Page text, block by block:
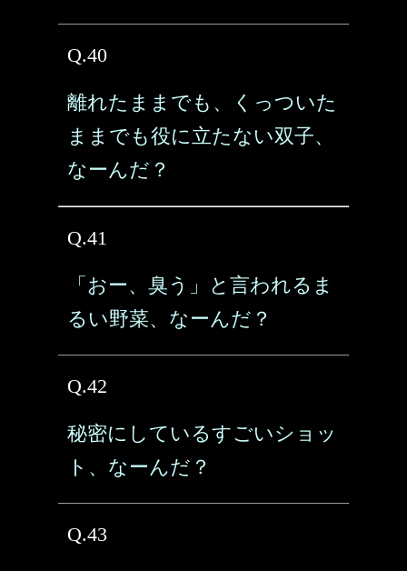
Q.40
離れたままでも、くっついた
ままでも役に立たない双子、
なーんだ？
Q.41
「おー、臭う」と言われるま
るい野菜、なーんだ？
Q.42
秘密にしているすごいショッ
ト、なーんだ？
Q.43